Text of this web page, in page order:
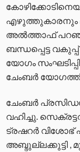
എഴുത്തുകാരനും
അൽത്താഫ്
ബന്ധപ്പെട്ട
യോഗം
ചേംബർ
ചേംബർ
വഹിച്ചു.
ട്രഷറർ വിശോഭ്
അബ്ദുല്ലക്കുട്ടി